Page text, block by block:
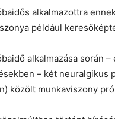
alkalmazottra
például
alkalmazása során
– két neuralgikus
közölt munkaviszony